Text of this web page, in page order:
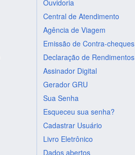
Ouvidoria
Central de Atendimento
Agência de Viagem
Emissão de Contra-cheques
Declaração de Rendimentos
Assinador Digital
Gerador GRU
Sua Senha
Esqueceu sua senha?
Cadastrar Usuário
Livro Eletrônico
Dados abertos